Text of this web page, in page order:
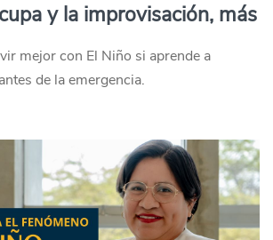
y la improvisación, más
mejor con El Niño si aprende a
de la emergencia.